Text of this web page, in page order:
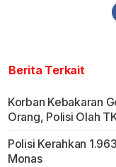
Berita Terkait
Korban Kebakaran
Orang, Polisi Olah
Polisi Kerahkan
Monas